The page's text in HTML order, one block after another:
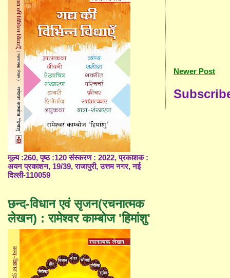
Newer Post
मूल्य :260, पृष्ठ :120 संस्करण : 2022, प्रकाशक :
अयन प्रकाशन, 19/39, राजापुरी, उत्तम नगर, नई
दिल्ली-110059
छन्द-विधान एवं सृजन(रचनात्मक
लेखन) : रामेश्वर काम्बोज 'हिमांशु'